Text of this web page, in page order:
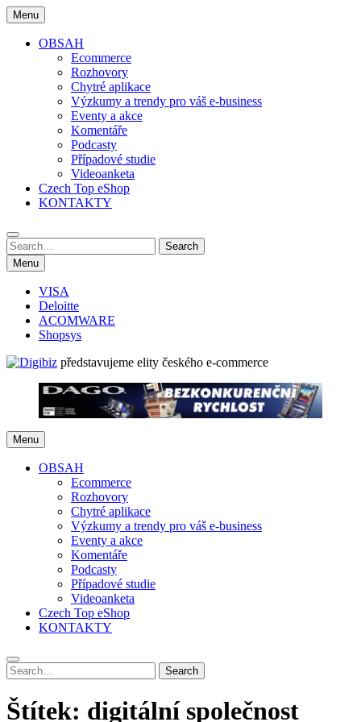
Skip
to
content
Menu
OBSAH
Ecommerce
Rozhovory
Chytré aplikace
Výzkumy a trendy pro váš e-business
Eventy a akce
Komentáře
Podcasty
Případové studie
Videoanketa
Czech Top eShop
KONTAKTY
Search
for:
Search
Menu
VISA
Deloitte
ACOMWARE
Shopsys
představujeme elity českého e-commerce
Menu
OBSAH
Ecommerce
Rozhovory
Chytré aplikace
Výzkumy a trendy pro váš e-business
Eventy a akce
Komentáře
Podcasty
Případové studie
Videoanketa
Czech Top eShop
KONTAKTY
Search
for:
Search
Štítek: digitální společnost